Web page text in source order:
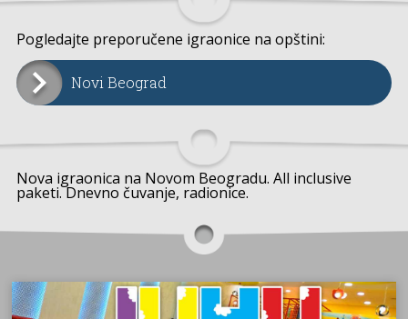
Pogledajte preporučene igraonice na opštini:
Novi Beograd
Nova igraonica na Novom Beogradu. All inclusive
paketi. Dnevno čuvanje, radionice.